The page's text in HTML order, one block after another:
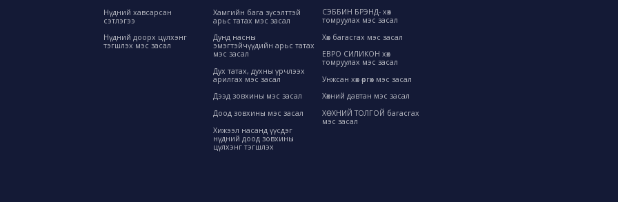
Нүдний хавсарсан
сэтлэгээ
Нүдний доорх цүлхэнг
тэгшлэх мэс засал
Хамгийн бага зүсэлттэй
арьс татах мэс засал
Дунд насны
эмэгтэйчүүдийн арьс татах
мэс засал
Дух татах, духны үрчлээх
арилгах мэс засал
Дээд зовхины мэс засал
Доод зовхины мэс засал
Хижээл насанд үүсдэг
нүдний доод зовхины
цүлхэнг тэгшлэх
СЭББИН БРЭНД- хөх
томруулах мэс засал
Хөх багасгах мэс засал
ЕВРО СИЛИКОН хөх
томруулах мэс засал
Унжсан хөх өргөх мэс засал
Хөхний давтан мэс засал
ХӨХНИЙ ТОЛГОЙ багасгах
мэс засал